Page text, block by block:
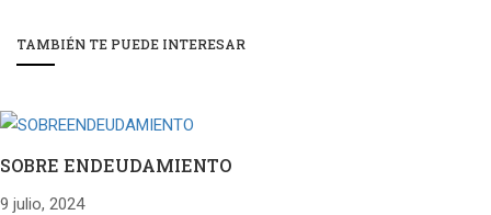
TAMBIÉN TE PUEDE INTERESAR
SOBRE ENDEUDAMIENTO
9 julio, 2024